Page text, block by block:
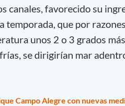
canales, favorecido su
temporada, que por
unos 2 o 3 grados
se dirigirían mar
Campo Alegre con nuevas